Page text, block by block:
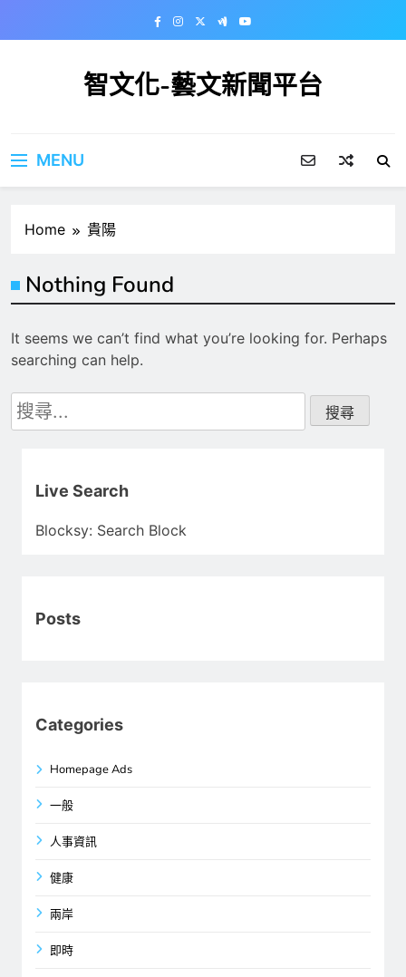
智文化-藝文新聞平台
MENU
Home 貴陽
Nothing Found
It seems we can’t find what you’re looking for. Perhaps
searching can help.
搜
尋
Live Search
Blocksy: Search Block
Posts
Categories
Homepage Ads
一般
人事資訊
健康
兩岸
即時